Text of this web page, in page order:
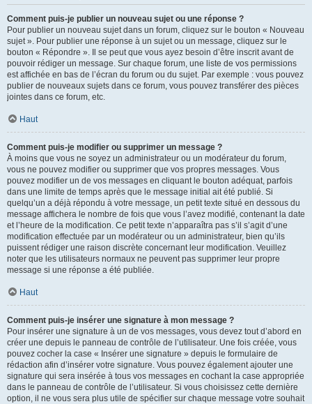
Comment puis-je publier un nouveau sujet ou une réponse ?
Pour publier un nouveau sujet dans un forum, cliquez sur le bouton « Nouveau
sujet ». Pour publier une réponse à un sujet ou un message, cliquez sur le
bouton « Répondre ». Il se peut que vous ayez besoin d’être inscrit avant de
pouvoir rédiger un message. Sur chaque forum, une liste de vos permissions
est affichée en bas de l’écran du forum ou du sujet. Par exemple : vous pouvez
publier de nouveaux sujets dans ce forum, vous pouvez transférer des pièces
jointes dans ce forum, etc.
Haut
Comment puis-je modifier ou supprimer un message ?
À moins que vous ne soyez un administrateur ou un modérateur du forum,
vous ne pouvez modifier ou supprimer que vos propres messages. Vous
pouvez modifier un de vos messages en cliquant le bouton adéquat, parfois
dans une limite de temps après que le message initial ait été publié. Si
quelqu’un a déjà répondu à votre message, un petit texte situé en dessous du
message affichera le nombre de fois que vous l’avez modifié, contenant la date
et l’heure de la modification. Ce petit texte n’apparaîtra pas s’il s’agit d’une
modification effectuée par un modérateur ou un administrateur, bien qu’ils
puissent rédiger une raison discrète concernant leur modification. Veuillez
noter que les utilisateurs normaux ne peuvent pas supprimer leur propre
message si une réponse a été publiée.
Haut
Comment puis-je insérer une signature à mon message ?
Pour insérer une signature à un de vos messages, vous devez tout d’abord en
créer une depuis le panneau de contrôle de l’utilisateur. Une fois créée, vous
pouvez cocher la case « Insérer une signature » depuis le formulaire de
rédaction afin d’insérer votre signature. Vous pouvez également ajouter une
signature qui sera insérée à tous vos messages en cochant la case appropriée
dans le panneau de contrôle de l’utilisateur. Si vous choisissez cette dernière
option, il ne vous sera plus utile de spécifier sur chaque message votre souhait